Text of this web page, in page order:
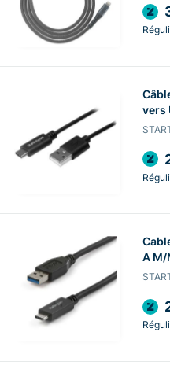
vers
A M/